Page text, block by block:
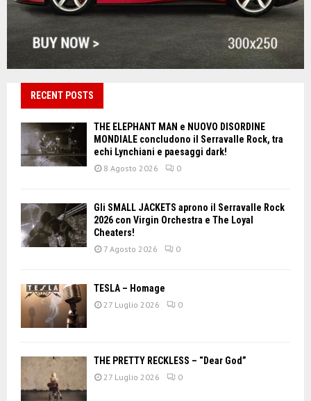
RECENT POSTS
THE ELEPHANT MAN e NUOVO DISORDINE
MONDIALE concludono il Serravalle Rock, tra
echi Lynchiani e paesaggi dark!
8 Agosto 2026 0
Gli SMALL JACKETS aprono il Serravalle Rock
2026 con Virgin Orchestra e The Loyal
Cheaters!
7 Agosto 2026 0
TESLA – Homage
27 Luglio 2026 0
THE PRETTY RECKLESS – “Dear God”
27 Luglio 2026 0